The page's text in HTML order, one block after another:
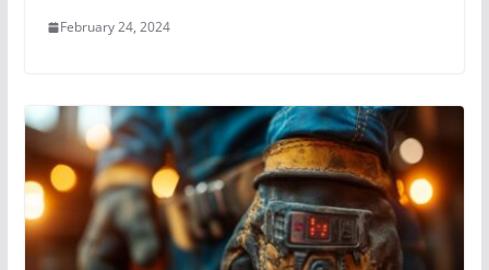
February 24, 2024